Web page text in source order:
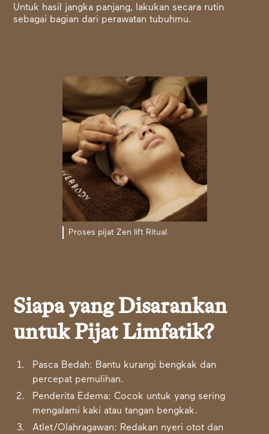
Untuk hasil jangka panjang, lakukan secara rutin
sebagai bagian dari perawatan tubuhmu.
Proses pijat Zen lift Ritual
Siapa yang Disarankan
untuk Pijat Limfatik?
Pasca Bedah: Bantu kurangi bengkak dan
percepat pemulihan.
Penderita Edema: Cocok untuk yang sering
mengalami kaki atau tangan bengkak.
Atlet/Olahragawan: Redakan nyeri otot dan